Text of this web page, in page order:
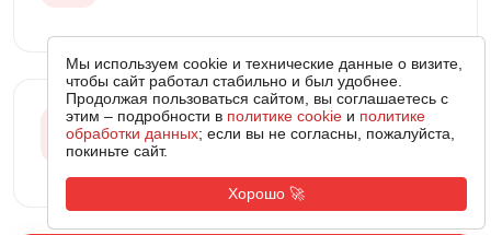
Поддержка
Сопровождение и безопасность
Мы используем cookie и технические данные о визите,
чтобы сайт работал стабильно и был удобнее.
Продолжая пользоваться сайтом, вы соглашаетесь с
этим – подробности в политике cookie и политике
обработки данных; если вы не согласны, пожалуйста,
покиньте сайт.
Хорошо 🚀